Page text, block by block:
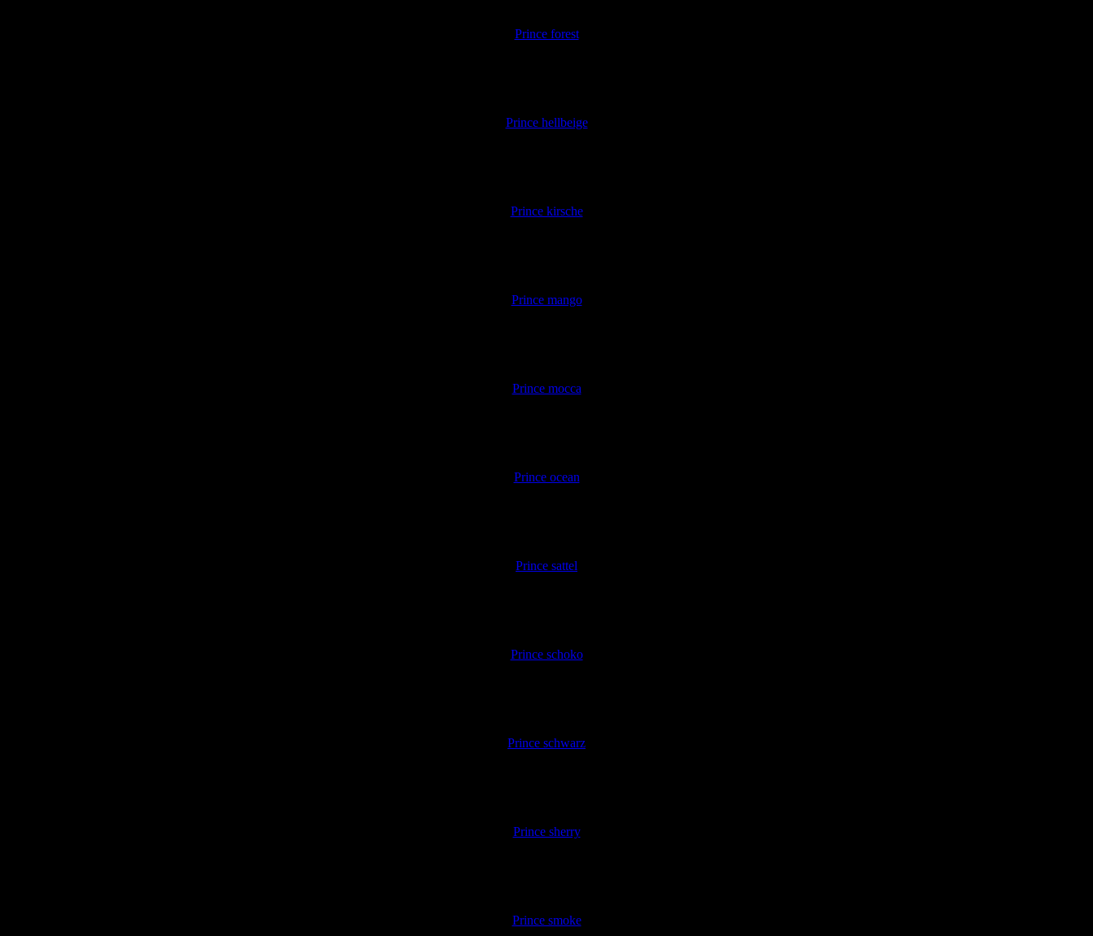
Prince forest
Prince hellbeige
Prince kirsche
Prince mango
Prince mocca
Prince ocean
Prince sattel
Prince schoko
Prince schwarz
Prince sherry
Prince smoke